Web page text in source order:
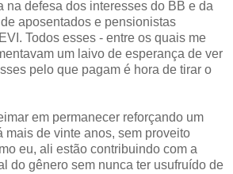
na defesa dos interesses do BB e da
aposentados e pensionistas
Todos esses - entre os quais me
um laivo de esperança de ver
pelo que pagam é hora de tirar o
em permanecer reforçando um
mais de vinte anos, sem proveito
eu, ali estão contribuindo com a
do gênero sem nunca ter usufruído de